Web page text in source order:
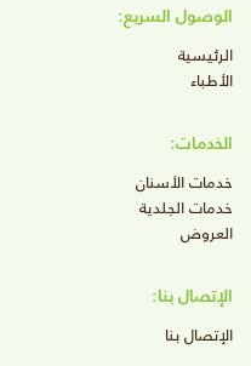
الوصول السريع:
الرئيسية
الأطباء
الخدمات:
خدمات الأسنان
خدمات الجلدية
العروض
الإتصال بنا:
الإتصال بنا